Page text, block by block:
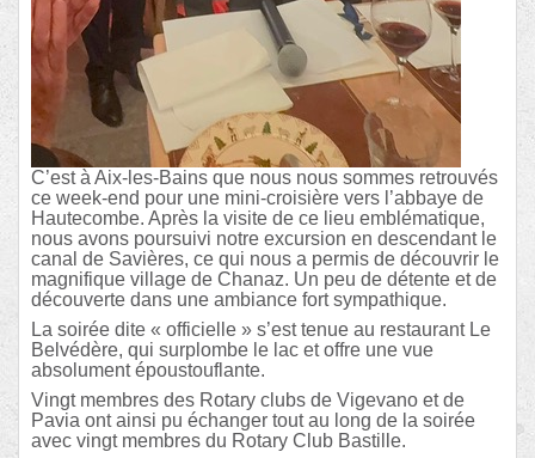
C’est à Aix-les-Bains que nous nous sommes retrouvés
ce week-end pour une mini-croisière vers l’abbaye de
Hautecombe. Après la visite de ce lieu emblématique,
nous avons poursuivi notre excursion en descendant le
canal de Savières, ce qui nous a permis de découvrir le
magnifique village de Chanaz. Un peu de détente et de
découverte dans une ambiance fort sympathique.
La soirée dite « officielle » s’est tenue au restaurant Le
Belvédère, qui surplombe le lac et offre une vue
absolument époustouflante.
Vingt membres des Rotary clubs de Vigevano et de
Pavia ont ainsi pu échanger tout au long de la soirée
avec vingt membres du Rotary Club Bastille.